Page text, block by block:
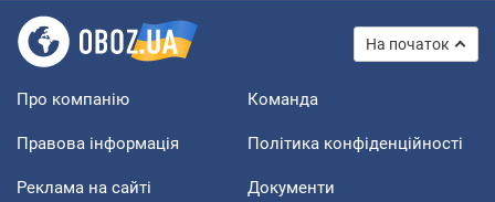
На початок
Про компанію Команда
Правова інформація Політика конфіденційності
Реклама на сайті Документи